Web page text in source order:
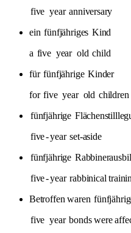
five year anniversary
ein fünfjähriges Kind
a five year old child
für fünfjährige Kinder
for five year old children
fünfjährige
five-year set-aside
fünfjährige
five-year rabbinical
Betroffen waren
five year bonds were